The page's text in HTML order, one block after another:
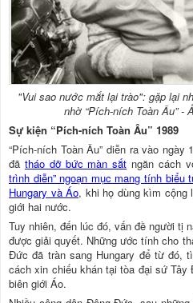
"Vui sao nước mắt lại trào": gặp lại
nhờ “Pích-ních Toàn Âu” -
Sự kiện “Pích-ních Toàn Âu” 1989
“Pích-ních Toàn Âu” diễn ra vào ngày
đã tháo dỡ bức màn sắt ngăn cách
trình diễn” ngoạn mục mang tính biểu
Hungary và Áo, khi họ dùng kìm cộng
giới hai nước.
Tuy nhiên, đến lúc đó, vấn đề người tị
được giải quyết. Những ước tính cho
Đức đã tràn sang Hungary để từ đó,
cách xin chiếu khán tại tòa đại sứ
biên giới Áo.